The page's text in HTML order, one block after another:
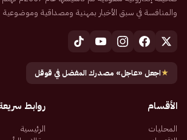
والمنافسة في سبق الأخبار بمهنية ومصداقية وموضوعية
★اجعل «عاجل» مصدرك المفضل في قوقل
الأقسام
المحليات
روابط
الرئيسية